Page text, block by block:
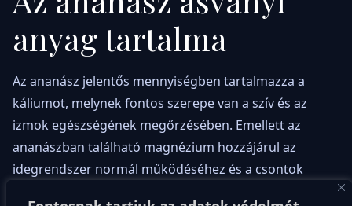
anyag tartalma
Az ananász jelentős mennyiségben tartalmazza a
káliumot, melynek fontos szerepe van a szív és az
izmok egészségének megőrzésében. Emellett az
ananászban található magnézium hozzájárul az
idegrendszer normál működéséhez és a csontok